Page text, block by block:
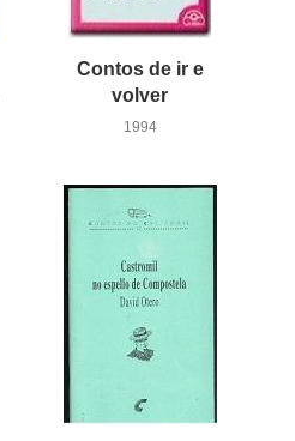
Contos de ir e
volver
1994